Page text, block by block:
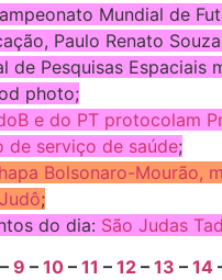
Mundial de
Paulo Renato
de Pesquisas Espaciais
photo;
e do PT protocolam
de serviço de saúde;
Bolsonaro-Mourão,
;
do dia: São Judas
– 9 – 10 – 11 – 12 – 13 – 14